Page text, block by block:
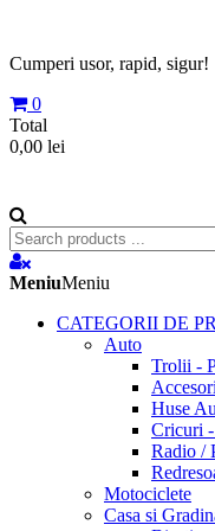
content
Cumperi usor, rapid, sigur!
0
Total
0,00 lei
Search
for:
MeniuMeniu
CATEGORII DE
Auto
Trolii -
Huse
Cricuri
Radio /
Motociclete
Casa si